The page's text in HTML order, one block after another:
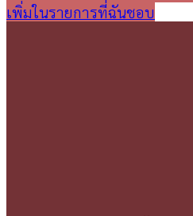
เพิ่มในรายการที่ฉันชอบ